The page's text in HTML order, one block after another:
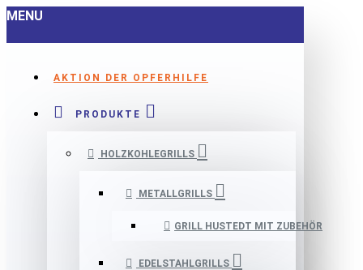
MENU
AKTION DER OPFERHILFE
PRODUKTE
HOLZKOHLEGRILLS
METALLGRILLS
GRILL HUSTEDT MIT ZUBEHÖR
EDELSTAHLGRILLS